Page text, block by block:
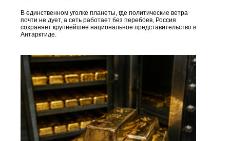
В единственном уголке планеты, где политические ветра
почти не дует, а сеть работает без перебоев, Россия
сохраняет крупнейшее национальное представительство в
Антарктиде.